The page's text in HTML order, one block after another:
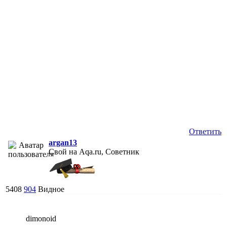
Ответить
argan13
Свой на Aqa.ru, Советник
5408 904 Видное
dimonoid